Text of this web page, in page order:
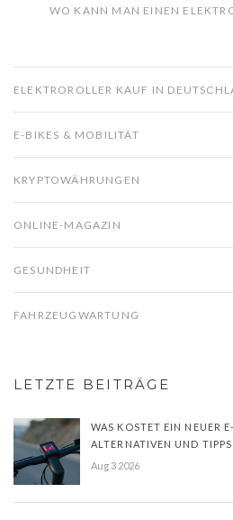
WO KANN MAN EINEN
ELEKTROROLLER KAUF IN
E-BIKES & MOBILITÄT
KRYPTOWÄHRUNGEN
ONLINE-MAGAZIN
GESUNDHEIT
FAHRZEUGWARTUNG
LETZTE BEITRÄGE
WAS KOSTET EIN NEUER
ALTERNATIVEN UND
Aug 3 2026